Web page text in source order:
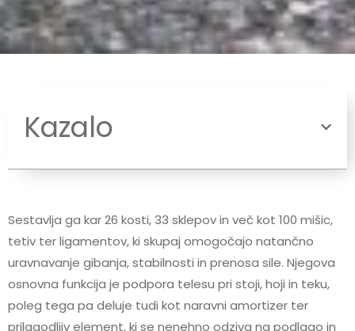
Sestavlja ga kar 26 kosti, 33 sklepov in več kot 100 mišic,
tetiv ter ligamentov, ki skupaj omogočajo natančno
uravnavanje gibanja, stabilnosti in prenosa sile. Njegova
osnovna funkcija je podpora telesu pri stoji, hoji in teku,
poleg tega pa deluje tudi kot naravni amortizer ter
prilagodljiv element, ki se nenehno odziva na podlago in
Kazalo